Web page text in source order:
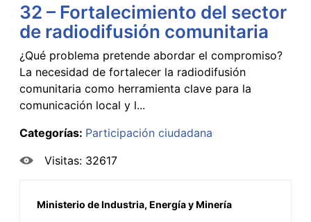
32 – Fortalecimiento del sector
de radiodifusión comunitaria
¿Qué problema pretende abordar el compromiso?
La necesidad de fortalecer la radiodifusión
comunitaria como herramienta clave para la
comunicación local y l...
Categorías: Participación ciudadana
Visitas: 32617
Ministerio de Industria, Energía y Minería